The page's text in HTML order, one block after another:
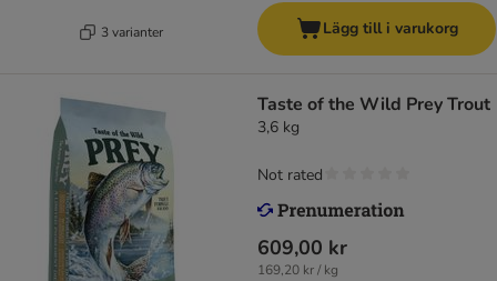
3 varianter Lägg till i varukorg
Taste of the Wild Prey Trout
3,6 kg
609,00 kr
169,20 kr / kg
Not rated